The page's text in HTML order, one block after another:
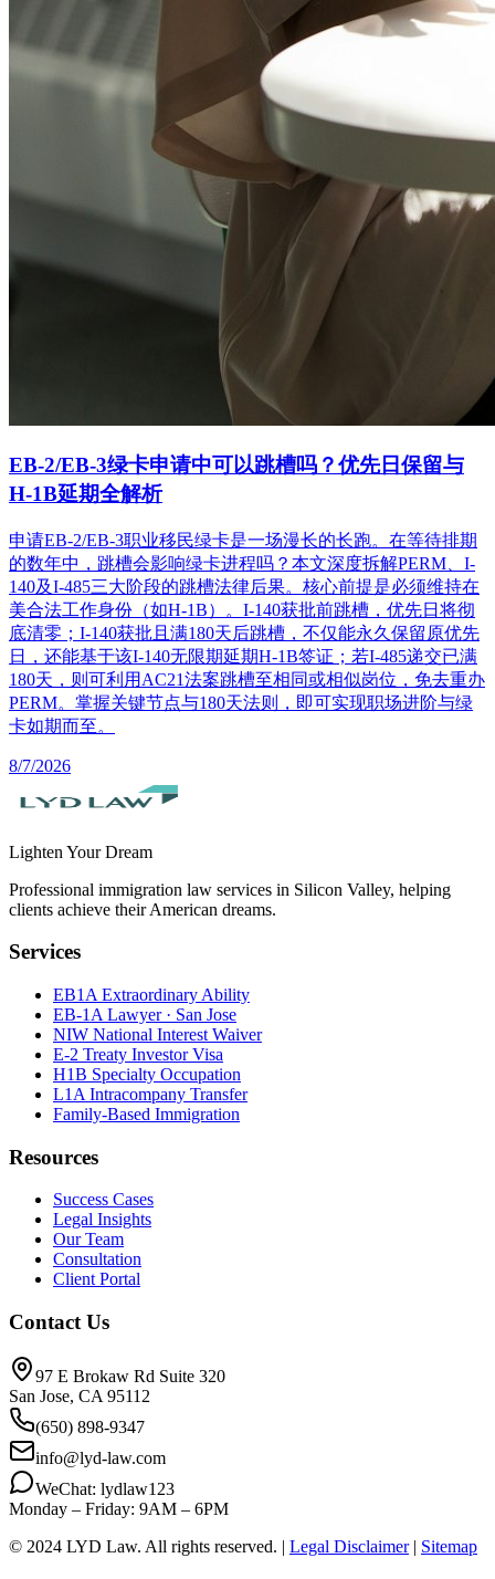
EB-2/EB-3绿卡申请中可以跳槽吗？优先日保留与
H-1B延期全解析
申请EB-2/EB-3职业移民绿卡是一场漫长的长跑。在等待排期
的数年中，跳槽会影响绿卡进程吗？本文深度拆解PERM、I-
140及I-485三大阶段的跳槽法律后果。核心前提是必须维持在
美合法工作身份（如H-1B）。I-140获批前跳槽，优先日将彻
底清零；I-140获批且满180天后跳槽，不仅能永久保留原优先
日，还能基于该I-140无限期延期H-1B签证；若I-485递交已满
180天，则可利用AC21法案跳槽至相同或相似岗位，免去重办
PERM。掌握关键节点与180天法则，即可实现职场进阶与绿
卡如期而至。
8/7/2026
Lighten Your Dream
Professional immigration law services in Silicon Valley, helping
clients achieve their American dreams.
Services
EB1A Extraordinary Ability
EB-1A Lawyer · San Jose
NIW National Interest Waiver
E-2 Treaty Investor Visa
H1B Specialty Occupation
L1A Intracompany Transfer
Family-Based Immigration
Resources
Success Cases
Legal Insights
Our Team
Consultation
Client Portal
Contact Us
97 E Brokaw Rd Suite 320
San Jose, CA 95112
(650) 898-9347
info@lyd-law.com
WeChat: lydlaw123
Monday – Friday: 9AM – 6PM
© 2024 LYD Law. All rights reserved. | Legal Disclaimer | Sitemap